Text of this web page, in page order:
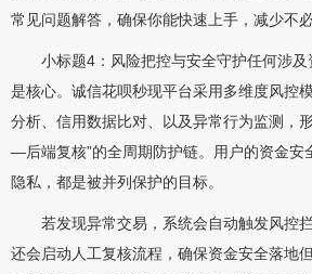
常见问题解答，确保你能快速上手，减少不
小标题4：风险把控与安全守护任何涉
是核心。诚信花呗秒现平台采用多维度风控
分析、信用数据比对、以及异常行为监测，
—后端复核”的全周期防护链。用户的资金安
隐私，都是被并列保护的目标。
若发现异常交易，系统会自动触发风控
还会启动人工复核流程，确保资金安全落地